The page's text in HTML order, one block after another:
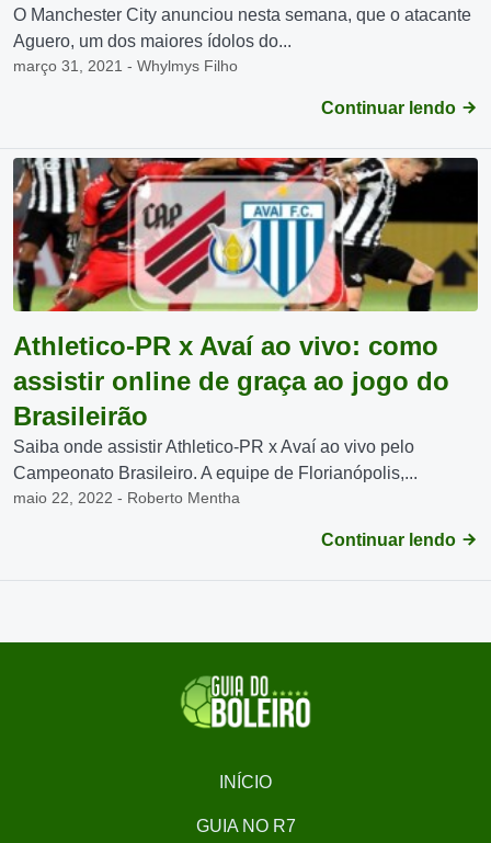
O Manchester City anunciou nesta semana, que o atacante
Aguero, um dos maiores ídolos do...
março 31, 2021 - Whylmys Filho
Continuar lendo
Athletico-PR x Avaí ao vivo: como
assistir online de graça ao jogo do
Brasileirão
Saiba onde assistir Athletico-PR x Avaí ao vivo pelo
Campeonato Brasileiro. A equipe de Florianópolis,...
maio 22, 2022 - Roberto Mentha
Continuar lendo
INÍCIO
GUIA NO R7